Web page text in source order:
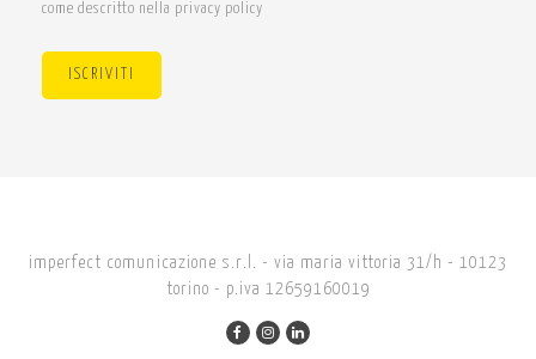
come descritto nella privacy policy
ISCRIVITI
imperfect comunicazione s.r.l. - via maria vittoria 31/h - 10123
torino - p.iva 12659160019